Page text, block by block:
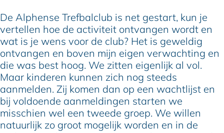
De Alphense Trefbalclub is net gestart, kun je
vertellen hoe de activiteit ontvangen wordt en
wat is je wens voor de club? Het is geweldig
ontvangen en boven mijn eigen verwachting en
die was best hoog. We zitten eigenlijk al vol.
Maar kinderen kunnen zich nog steeds
aanmelden. Zij komen dan op een wachtlijst en
bij voldoende aanmeldingen starten we
misschien wel een tweede groep. We willen
natuurlijk zo groot mogelijk worden en in de